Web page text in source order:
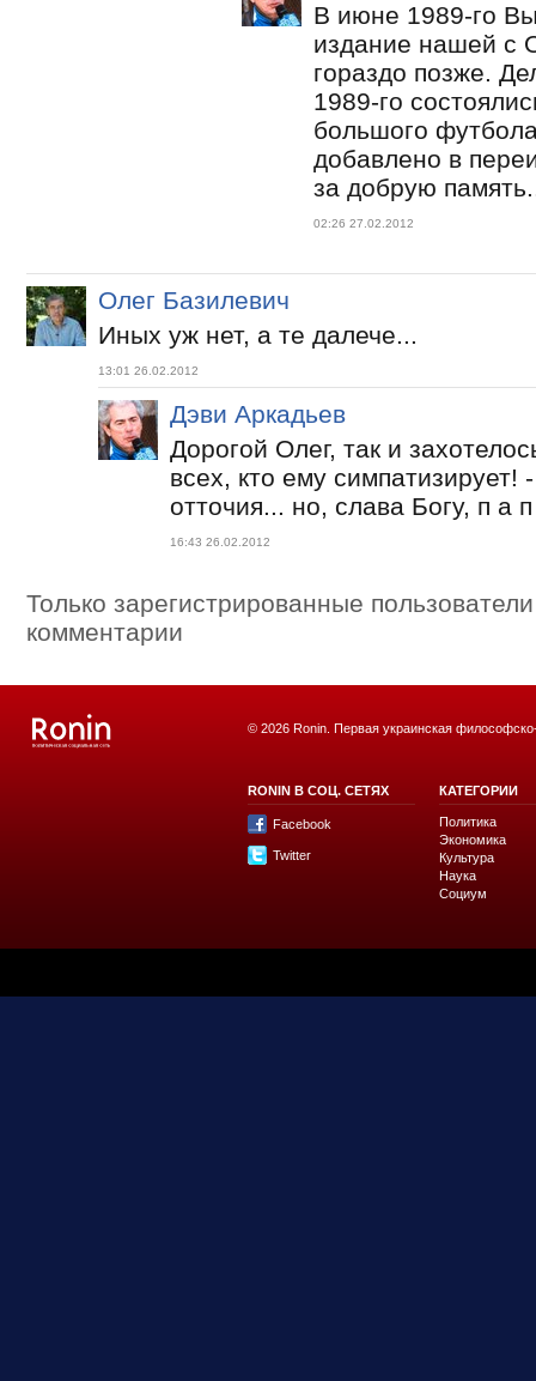
В июне 1989-го
издание нашей с
гораздо позже.
1989-го
большого
добавлено в
за добрую
02:26 27.02.2012
Олег Базилевич
Иных уж нет, а те далече...
13:01 26.02.2012
Дэви Аркадьев
Дорогой Олег, так и
всех, кто ему симпатизирует!
отточия... но, слава Богу, п а
16:43 26.02.2012
Только зарегистрированные
комментарии
© 2026 Ronin. Первая украинская
RONIN В СОЦ. СЕТЯХ
Facebook
Twitter
КАТЕГОРИИ
Политика
Экономика
Культура
Наука
Социум